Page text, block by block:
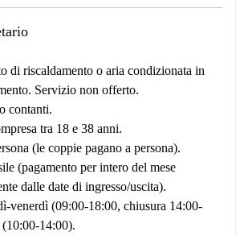
di riscaldamento o aria condizionata in
Servizio non offerto.
contanti.
tra 18 e 38 anni.
(le coppie pagano a persona).
(pagamento per intero del mese
dalle date di ingresso/uscita).
venerdì (09:00-18:00, chiusura 14:00-
(10:00-14:00).